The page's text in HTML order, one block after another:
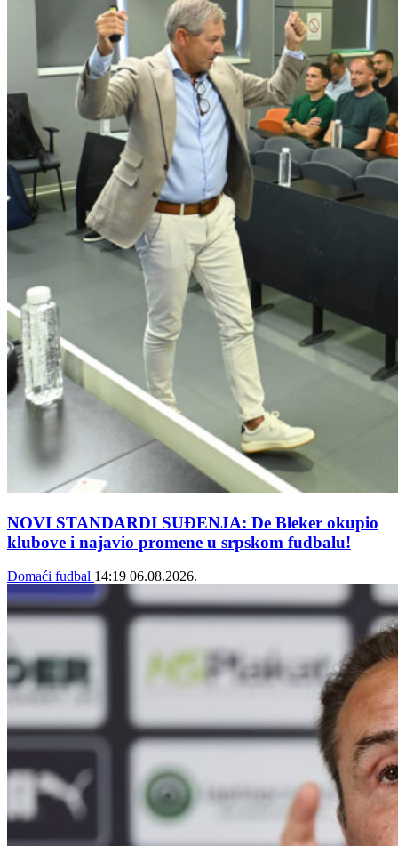
NOVI STANDARDI SUĐENJA: De Bleker okupio
klubove i najavio promene u srpskom fudbalu!
Domaći fudbal 14:19 06.08.2026.